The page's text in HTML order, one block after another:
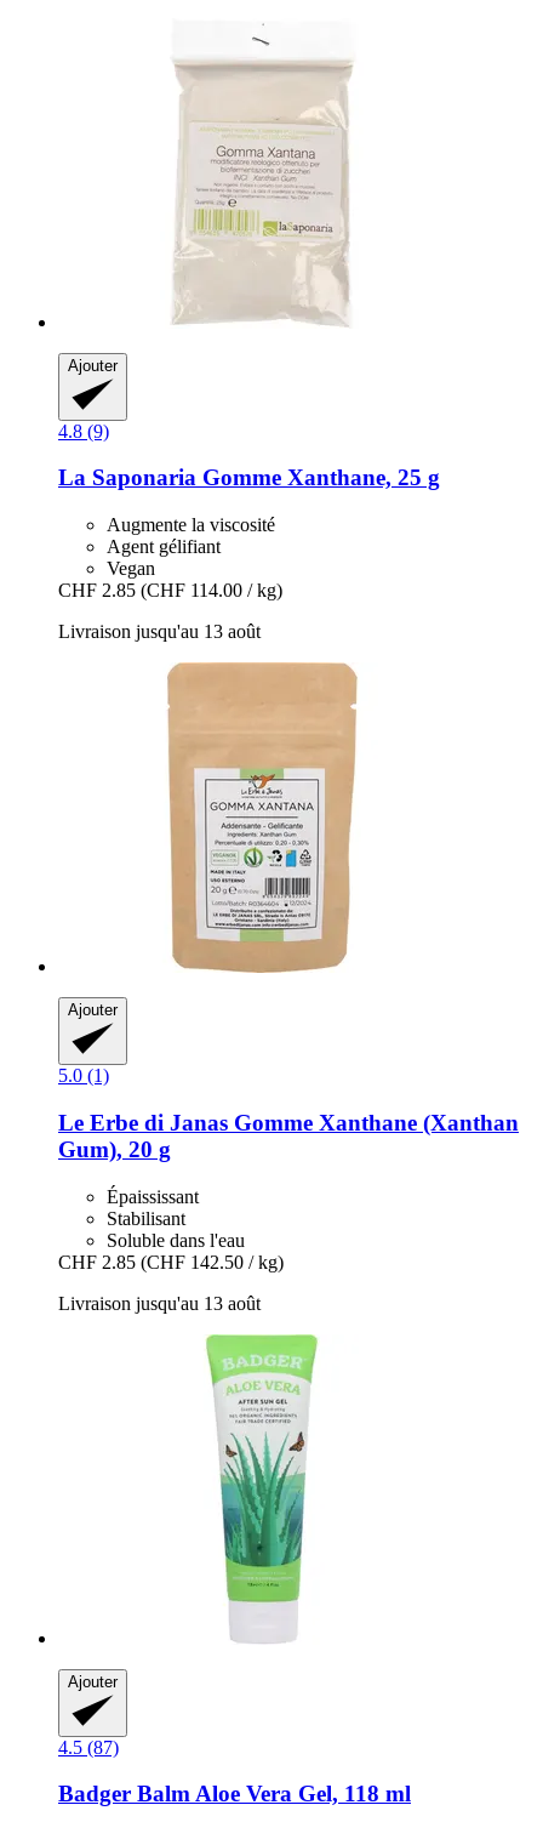
Ajouter
4.8 (9)
La Saponaria Gomme Xanthane, 25 g
Augmente la viscosité
Agent gélifiant
Vegan
CHF 2.85 (CHF 114.00 / kg)
Livraison jusqu'au 13 août
Ajouter
5.0 (1)
Le Erbe di Janas Gomme Xanthane (Xanthan
Gum), 20 g
Épaississant
Stabilisant
Soluble dans l'eau
CHF 2.85 (CHF 142.50 / kg)
Livraison jusqu'au 13 août
Ajouter
4.5 (87)
Badger BalmAloe Vera Gel, 118 ml